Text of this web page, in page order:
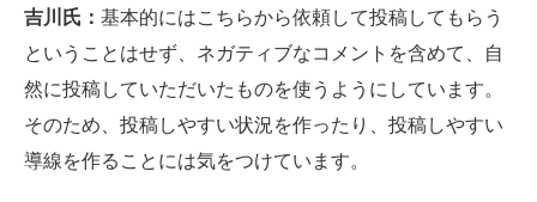
吉川氏： 基本的にはこちらから依頼して投稿してもらう
ということはせず、ネガティブなコメントを含めて、自
然に投稿していただいたものを使うようにしています。
そのため、投稿しやすい状況を作ったり、投稿しやすい
導線を作ることには気をつけています。